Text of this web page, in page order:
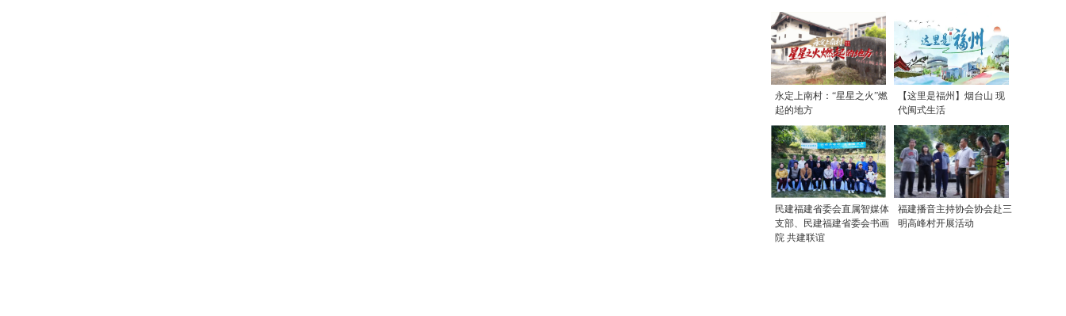
永定上南村：“星星之火”燃
起的地方
【这里是福州】烟台山 现
代闽式生活
民建福建省委会直属智媒体
支部、民建福建省委会书画
院 共建联谊
福建播音主持协会协会赴三
明高峰村开展活动